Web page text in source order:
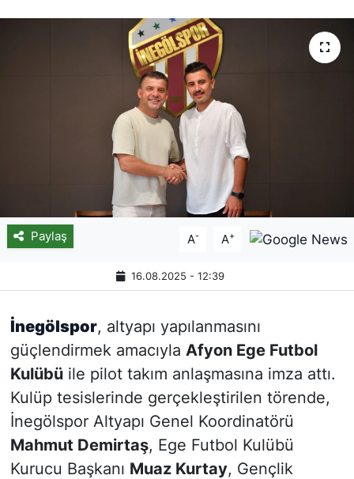
Paylaş A- A+
16.08.2025 - 12:39
İnegölspor, altyapı yapılanmasını
güçlendirmek amacıyla Afyon Ege Futbol
Kulübüile pilot takım anlaşmasına imza attı.
Kulüp tesislerinde gerçekleştirilen törende,
İnegölspor Altyapı Genel Koordinatörü
Mahmut Demirtaş, Ege Futbol Kulübü
Kurucu Başkanı Muaz Kurtay, Gençlik